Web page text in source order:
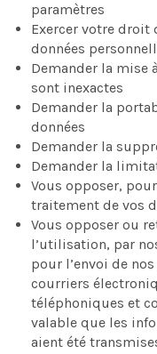
paramètres
Exercer votre droit
données
Demander la mise
sont inexactes
Demander la
données
Demander la
Demander la
Vous opposer,
traitement de vos
Vous opposer ou
l’utilisation, par
pour l’envoi de
courriers
téléphoniques et
valable que les
aient été